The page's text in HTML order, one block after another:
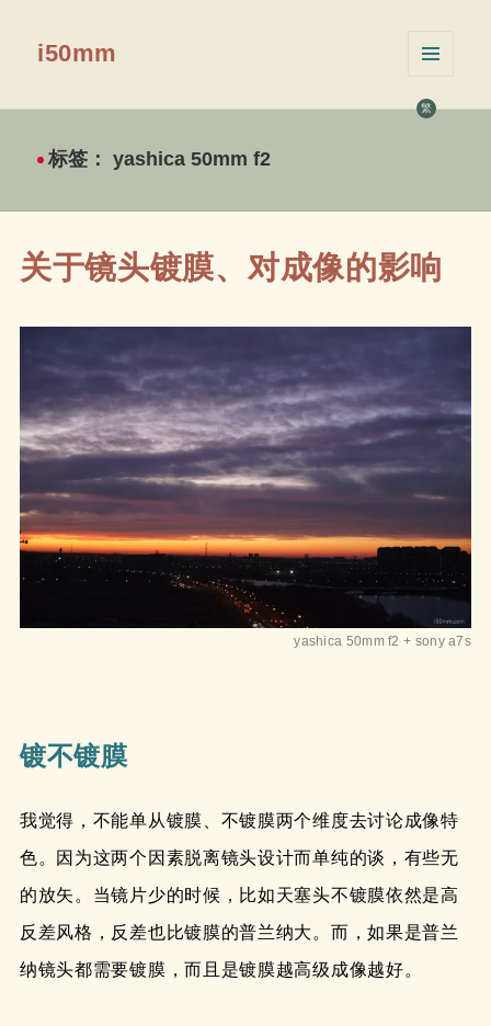
繁
i50mm
挂件
标签：yashica 50mm f2
关于镜头镀膜、对成像的影响
yashica 50mm f2 + sony a7s
镀不镀膜
我觉得，不能单从镀膜、不镀膜两个维度去讨论成像特
色。因为这两个因素脱离镜头设计而单纯的谈，有些无
的放矢。当镜片少的时候，比如天塞头不镀膜依然是高
反差风格，反差也比镀膜的普兰纳大。而，如果是普兰
纳镜头都需要镀膜，而且是镀膜越高级成像越好。